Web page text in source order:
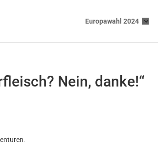
Europawahl 2024
Nein, danke!“